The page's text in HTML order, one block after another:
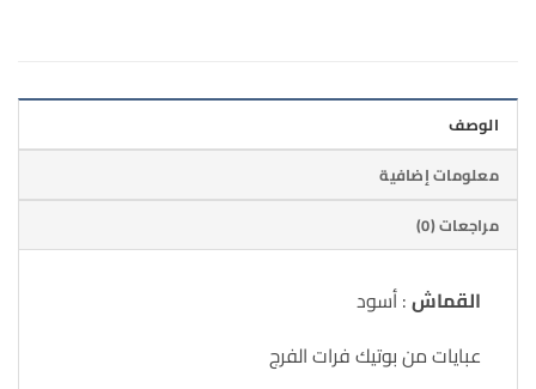
الوصف
معلومات إضافية
مراجعات (0)
القماش: أسود
عبايات من بوتيك فرات الفرج